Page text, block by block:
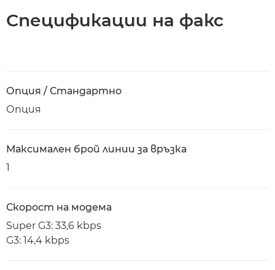
Спецификации на факс
Опция / Стандартно
Опция
Максимален брой линии за връзка
1
Скорост на модема
Super G3: 33,6 kbps
G3: 14,4 kbps